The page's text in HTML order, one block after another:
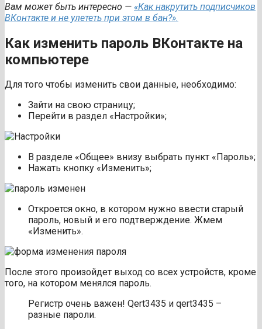
Вам может быть интересно — «Как накрутить подписчиков
ВКонтакте и не улететь при этом в бан?».
Как изменить пароль ВКонтакте на
компьютере
Для того чтобы изменить свои данные, необходимо:
Зайти на свою страницу;
Перейти в раздел «Настройки»;
В разделе «Общее» внизу выбрать пункт «Пароль»;
Нажать кнопку «Изменить»;
Откроется окно, в котором нужно ввести старый
пароль, новый и его подтверждение. Жмем
«Изменить».
После этого произойдет выход со всех устройств, кроме
того, на котором менялся пароль.
Регистр очень важен! Qert3435 и qert3435 –
разные пароли.